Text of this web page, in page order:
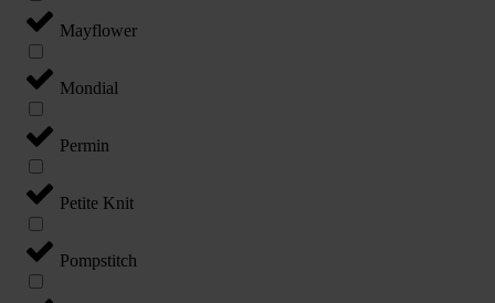
Mayflower
Mondial
Permin
Petite Knit
Pompstitch